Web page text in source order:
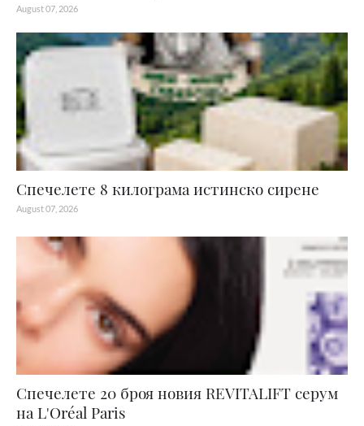
August 07, 2026
Спечелете 8 килограма истинско сирене
August 07, 2026
Спечелете 20 броя новия REVITALIFT серум
на L'Oréal Paris